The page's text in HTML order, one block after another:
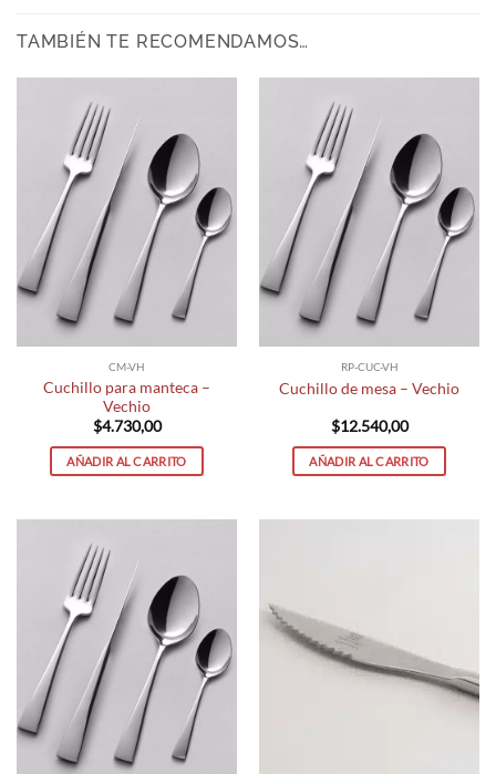
TAMBIÉN TE RECOMENDAMOS…
CM-VH
Cuchillo para manteca –
Vechio
$4.730,00
AÑADIR AL CARRITO
RP-CUC-VH
Cuchillo de mesa – Vechio
$12.540,00
AÑADIR AL CARRITO